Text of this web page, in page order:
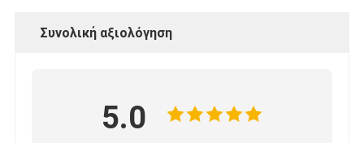
Συνολική αξιολόγηση
5.0